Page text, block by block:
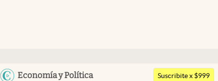
Argentina
Economía y Política
Members Suscribite x $999